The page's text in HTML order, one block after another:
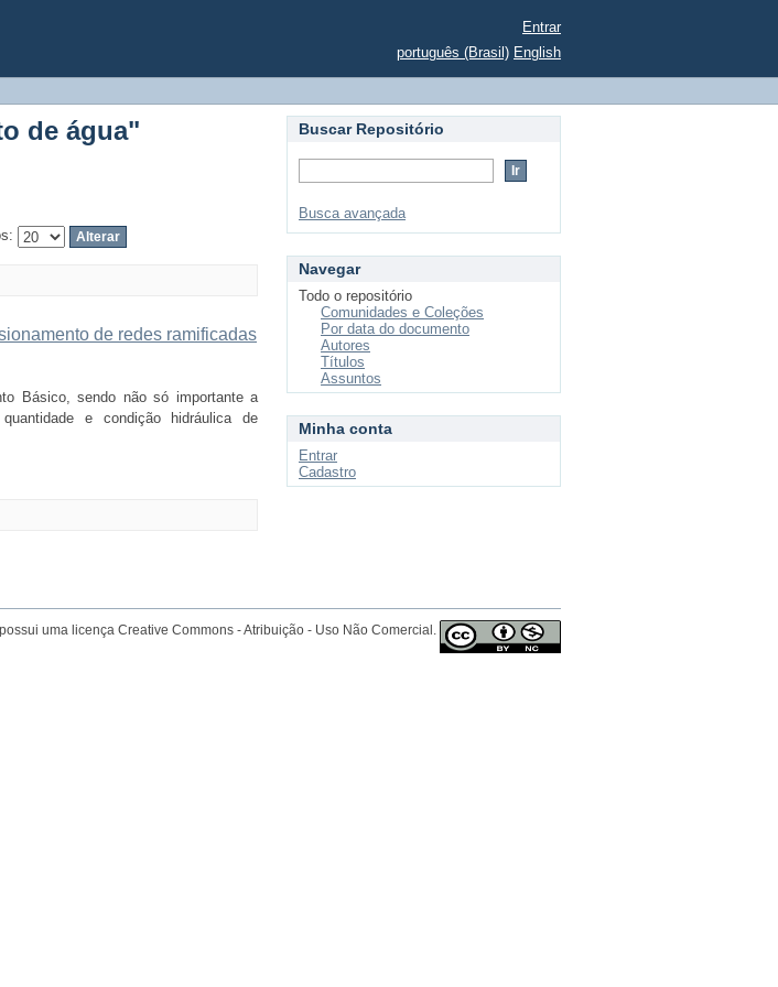
de água"
Entrar
português (Brasil) English
de água"
de redes ramificadas
Básico, sendo não só importante a
e condição hidráulica de
Buscar Repositório
Busca avançada
Navegar
Todo o repositório
Comunidades e Coleções
Por data do documento
Autores
Títulos
Assuntos
Minha conta
Entrar
Cadastro
uma licença Creative Commons - Atribuição - Uso Não Comercial.